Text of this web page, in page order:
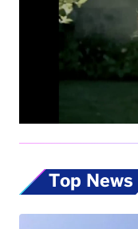
Top News